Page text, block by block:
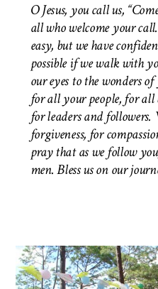
O Jesus, you call us,
all who welcome your
easy, but we have
possible if we walk with
our eyes to the wonders
for all your people, for all
for leaders and
forgiveness, for
pray that as we follow
men.Bless us on our